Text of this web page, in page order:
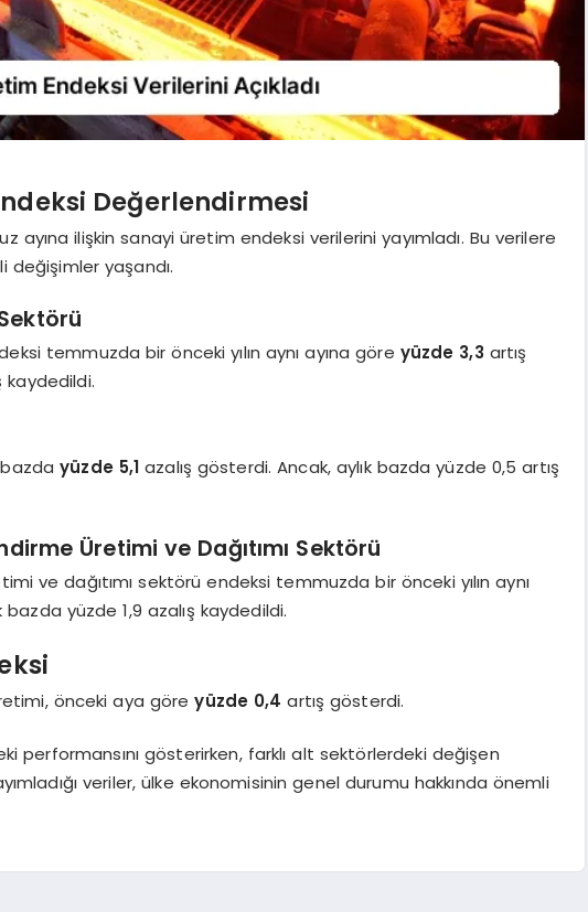
Değerlendirmesi
ayına ilişkin sanayi üretim endeksi verilerini yayımladı. Bu verilere
yaşandı.
temmuzda bir önceki yılın aynı ayına göre yüzde 3,3 artış
kaydedildi.
bazdayüzde 5,1 azalış gösterdi. Ancak, aylık bazda yüzde 0,5 artış
Üretimi ve Dağıtımı Sektörü
ve dağıtımı sektörü endeksi temmuzda bir önceki yılın aynı
bazda yüzde 1,9 azalış kaydedildi.
önceki aya göreyüzde 0,4 artış gösterdi.
performansını gösterirken, farklı alt sektörlerdeki değişen
veriler, ülke ekonomisinin genel durumu hakkında önemli